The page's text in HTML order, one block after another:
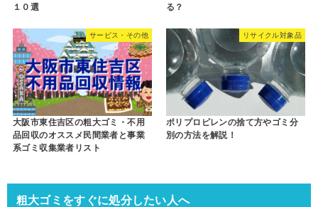
１０選
る？
サービス・その他
大阪市東住吉区の粗大ゴミ・不用
品回収のオススメ民間業者と事業
系ゴミ収集業者リスト
リサイクル対象品
ポリプロピレンの捨て方やゴミ分
別の方法を解説！
粗大ゴミをすぐに処分したい人へ